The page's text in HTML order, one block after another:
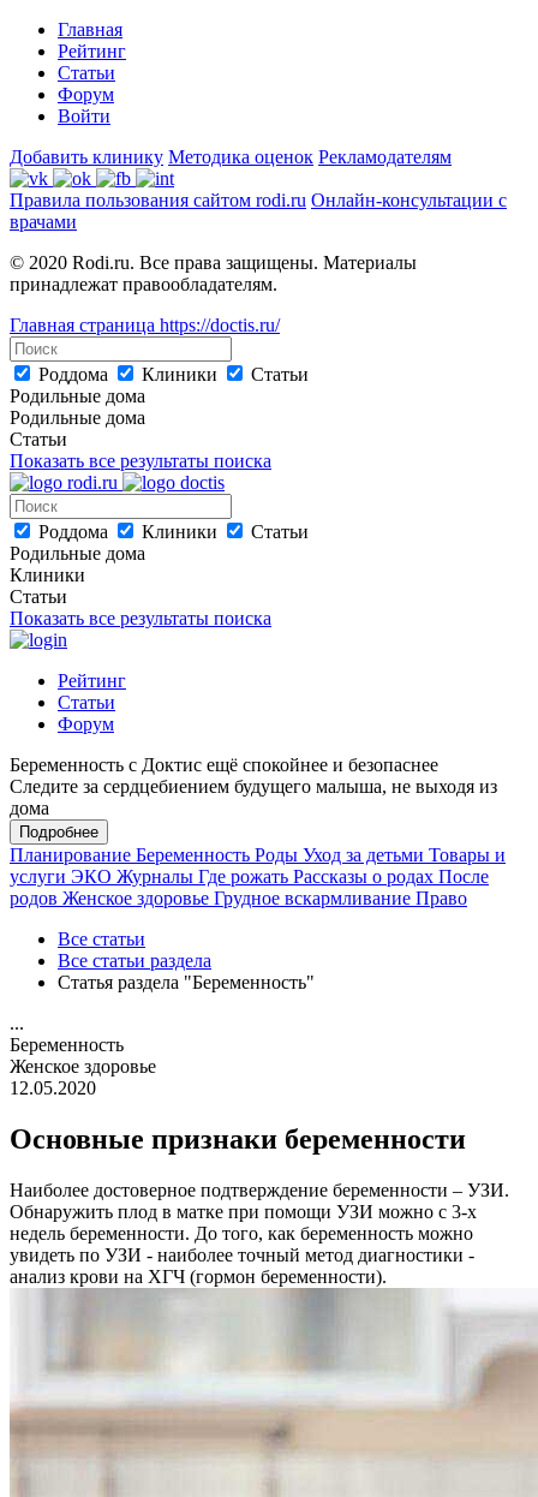
Главная
Рейтинг
Статьи
Форум
Войти
Добавить клинику Методика оценок Рекламодателям
Правила пользования сайтом rodi.ru Онлайн-консультации с
врачами
© 2020 Rodi.ru. Все права защищены. Материалы
принадлежат правообладателям.
Главная страница https://doctis.ru/
Роддома Клиники
Статьи
Родильные дома
Родильные дома
Статьи
Показать все результаты поиска
Роддома Клиники
Статьи
Родильные дома
Клиники
Статьи
Показать все результаты поиска
Рейтинг
Статьи
Форум
Беременность с Доктис ещё спокойнее и безопаснее
Следите за сердцебиением будущего малыша, не выходя из
дома
Подробнее
Планирование Беременность Роды Уход за детьми Товары и
услуги ЭКО Журналы Где рожать Рассказы о родах После
родов Женское здоровье Грудное вскармливание Право
Все статьи
Все статьи раздела
Статья раздела "Беременность"
...
Беременность
Женское здоровье
12.05.2020
Основные признаки беременности
Наиболее достоверное подтверждение беременности – УЗИ.
Обнаружить плод в матке при помощи УЗИ можно с 3-х
недель беременности. До того, как беременность можно
увидеть по УЗИ - наиболее точный метод диагностики -
анализ крови на ХГЧ (гормон беременности).